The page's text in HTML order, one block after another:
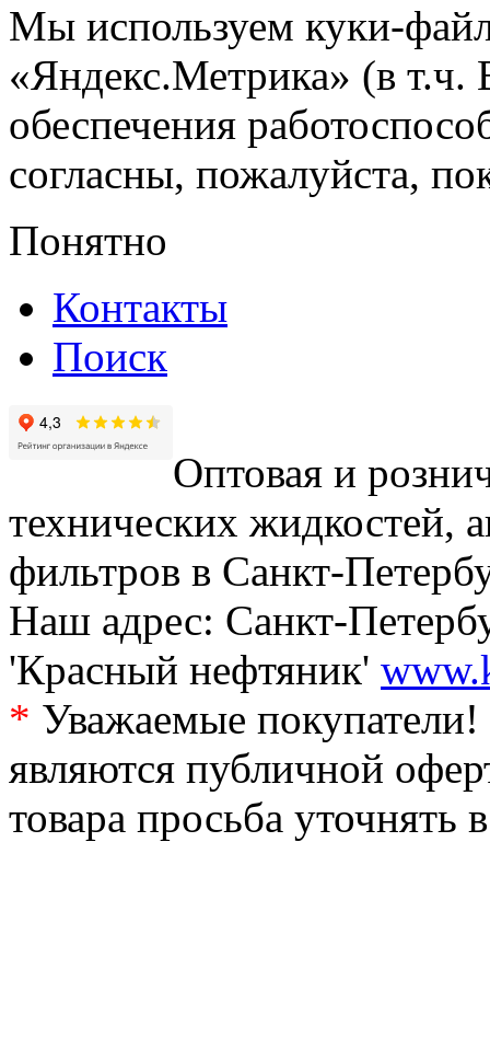
Мы используем куки-
«Яндекс.Метрика» (в т.ч.
обеспечения
согласны, пожалуйста,
Понятно
Контакты
Поиск
Оптовая и
технических жидкостей,
фильтров в Санкт-
Наш адрес: Санкт-
'Красный нефтяник'
* Уважаемые
являются публичной
товара просьба уточнять